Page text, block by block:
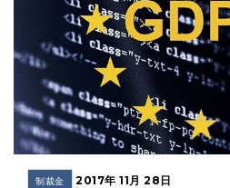
制裁金 2017年 11月 28日